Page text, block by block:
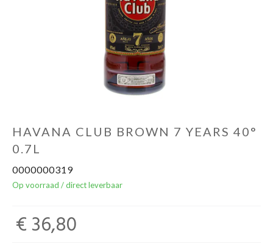
Geels Witteke De Maan's Jenever
HAVANA CLUB BROWN 7 YEARS 40°
0.7L
0000000319
Op voorraad / direct leverbaar
€ 36,80